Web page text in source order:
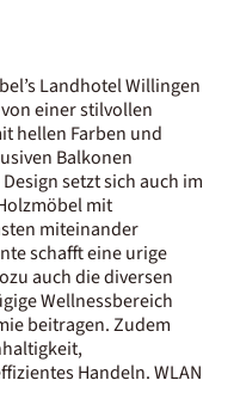
Landhotel Willingen
einer stilvollen
hellen Farben und
Balkonen
setzt sich auch im
mit
miteinander
schafft eine urige
auch die diversen
Wellnessbereich
beitragen. Zudem
Handeln. WLAN